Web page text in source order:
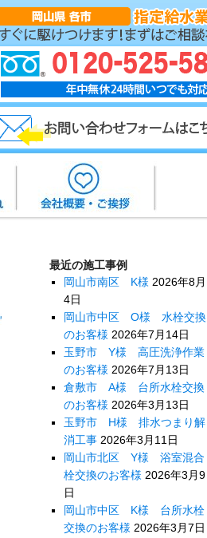
最近の施工事例
岡山市南区 K様 2026年8月
4日
岡山市中区 O様 水栓交換
のお客様 2026年7月14日
玉野市 Y様 高圧洗浄作業
のお客様 2026年7月13日
倉敷市 A様 台所水栓交換
のお客様 2026年3月13日
玉野市 H様 排水つまり解
消工事 2026年3月11日
岡山市北区 Y様 浴室混合
栓交換のお客様 2026年3月9
日
岡山市中区 K様 台所水栓
交換のお客様 2026年3月7日